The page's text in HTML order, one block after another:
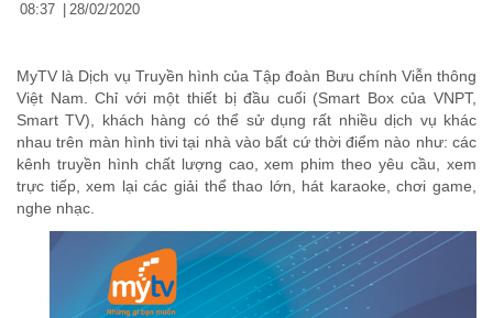
08:37 28/02/2020
MyTV là Dịch vụ Truyền hình của Tập đoàn Bưu chính Viễn thông
Việt Nam. Chỉ với một thiết bị đầu cuối (Smart Box của VNPT,
Smart TV), khách hàng có thể sử dụng rất nhiều dịch vụ khác
nhau trên màn hình tivi tại nhà vào bất cứ thời điểm nào như: các
kênh truyền hình chất lượng cao, xem phim theo yêu cầu, xem
trực tiếp, xem lại các giải thể thao lớn, hát karaoke, chơi game,
nghe nhạc.